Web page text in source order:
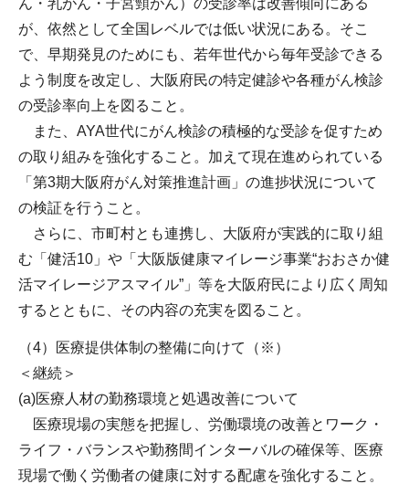
ん・乳がん・子宮頸がん）の受診率は改善傾向にある
が、依然として全国レベルでは低い状況にある。そこ
で、早期発見のためにも、若年世代から毎年受診できる
よう制度を改定し、大阪府民の特定健診や各種がん検診
の受診率向上を図ること。
また、AYA世代にがん検診の積極的な受診を促すため
の取り組みを強化すること。加えて現在進められている
「第3期大阪府がん対策推進計画」の進捗状況について
の検証を行うこと。
さらに、市町村とも連携し、大阪府が実践的に取り組
む「健活10」や「大阪版健康マイレージ事業“おおさか健
活マイレージアスマイル”」等を大阪府民により広く周知
するとともに、その内容の充実を図ること。
（4）医療提供体制の整備に向けて（※）
＜継続＞
(a)医療人材の勤務環境と処遇改善について
医療現場の実態を把握し、労働環境の改善とワーク・
ライフ・バランスや勤務間インターバルの確保等、医療
現場で働く労働者の健康に対する配慮を強化すること。